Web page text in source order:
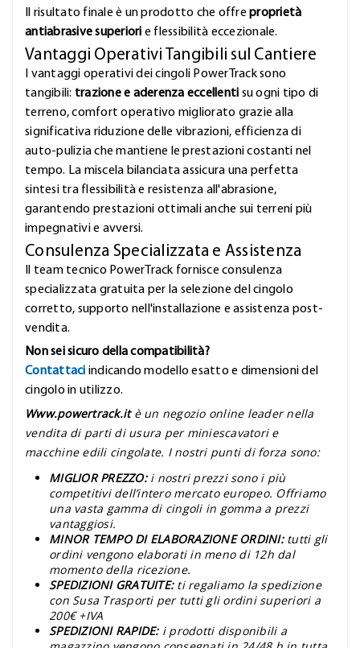
Il risultato finale è un prodotto che offreproprietà
antiabrasive superiori e flessibilità eccezionale.
Vantaggi Operativi Tangibili sul Cantiere
I vantaggi operativi dei cingoli PowerTrack sono
tangibili: trazione e aderenza eccellenti su ogni tipo di
terreno, comfort operativo migliorato grazie alla
significativa riduzione delle vibrazioni, efficienza di
auto-pulizia che mantiene le prestazioni costanti nel
tempo. La miscela bilanciata assicura una perfetta
sintesi tra flessibilità e resistenza all'abrasione,
garantendo prestazioni ottimali anche sui terreni più
impegnativi e avversi.
Consulenza Specializzata e Assistenza
Il team tecnico PowerTrack fornisce consulenza
specializzata gratuita per la selezione del cingolo
corretto, supporto nell'installazione e assistenza post-
vendita.
Non sei sicuro della compatibilità?
Contattaci indicando modello esatto e dimensioni del
cingolo in utilizzo.
Www.powertrack.it è un negozio online leader nella
vendita di parti di usura per miniescavatori e
macchine edili cingolate. I nostri punti di forza sono:
MIGLIOR PREZZO: i nostri prezzi sono i più
competitivi dell’intero mercato europeo. Offriamo
una vasta gamma di cingoli in gomma a prezzi
vantaggiosi.
MINOR TEMPO DI ELABORAZIONE ORDINI: tutti gli
ordini vengono elaborati in meno di 12h dal
momento della ricezione.
SPEDIZIONI GRATUITE: ti regaliamo la spedizione
con Susa Trasporti per tutti gli ordini superiori a
200€ +IVA
SPEDIZIONI RAPIDE: i prodotti disponibili a